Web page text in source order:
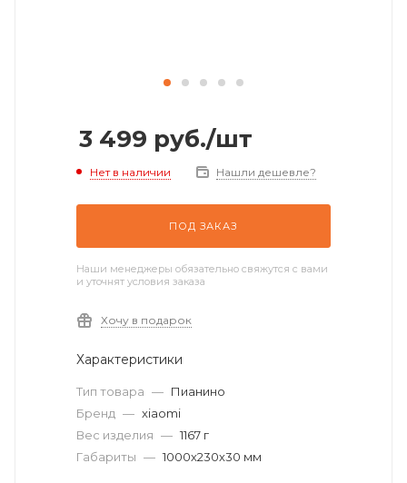
3 499 руб./шт
Нет в наличии Нашли дешевле?
ПОД ЗАКАЗ
Наши менеджеры обязательно свяжутся с вами
и уточнят условия заказа
Хочу в подарок
Характеристики
Тип товара — Пианино
Бренд — xiaomi
Вес изделия — 1167 г
Габариты — 1000х230х30 мм